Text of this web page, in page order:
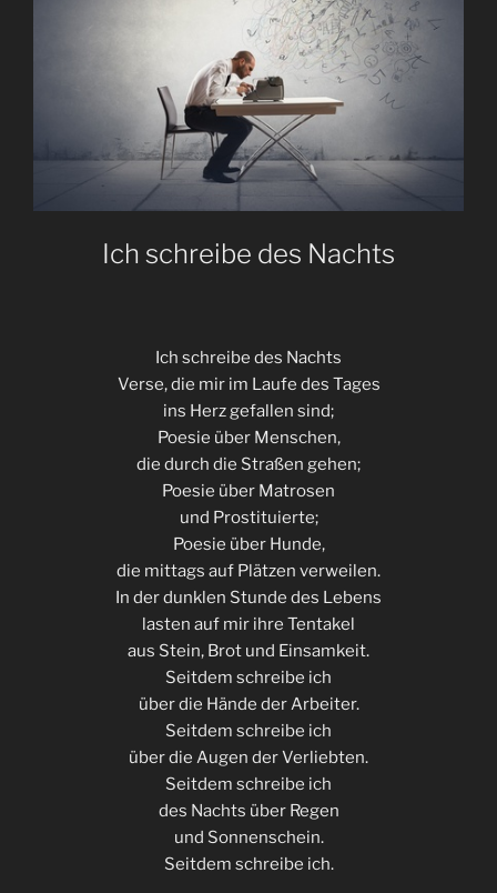
Ich schreibe des Nachts
Ich schreibe des Nachts
Verse, die mir im Laufe des Tages
ins Herz gefallen sind;
Poesie über Menschen,
die durch die Straßen gehen;
Poesie über Matrosen
und Prostituierte;
Poesie über Hunde,
die mittags auf Plätzen verweilen.
In der dunklen Stunde des Lebens
lasten auf mir ihre Tentakel
aus Stein, Brot und Einsamkeit.
Seitdem schreibe ich
über die Hände der Arbeiter.
Seitdem schreibe ich
über die Augen der Verliebten.
Seitdem schreibe ich
des Nachts über Regen
und Sonnenschein.
Seitdem schreibe ich.